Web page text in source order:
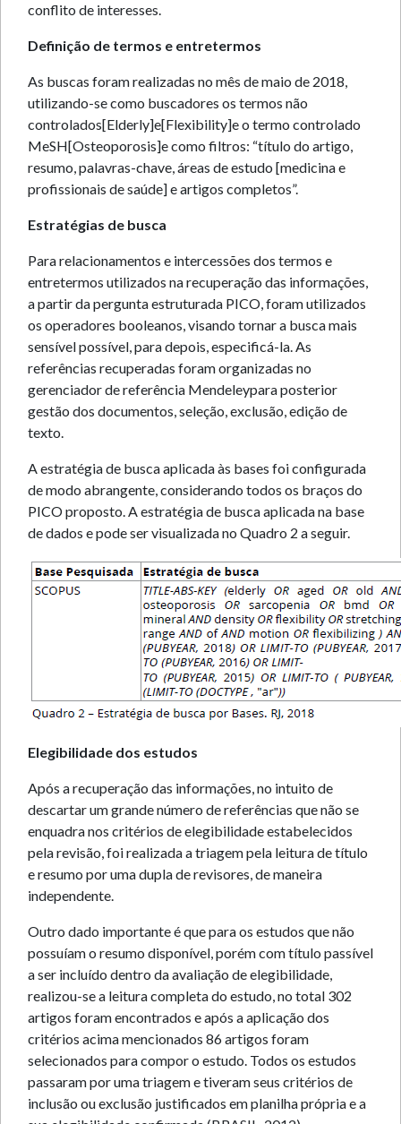
conflito de interesses.
Definição de termos e entretermos
As buscas foram realizadas no mês de maio de 2018,
utilizando-se como buscadores os termos não
controlados[Elderly]e[Flexibility]e o termo controlado
MeSH[Osteoporosis]e como filtros: “título do artigo,
resumo, palavras-chave, áreas de estudo [medicina e
profissionais de saúde] e artigos completos”.
Estratégias de busca
Para relacionamentos e intercessões dos termos e
entretermos utilizados na recuperação das informações,
a partir da pergunta estruturada PICO, foram utilizados
os operadores booleanos, visando tornar a busca mais
sensível possível, para depois, especificá-la. As
referências recuperadas foram organizadas no
gerenciador de referência Mendeleypara posterior
gestão dos documentos, seleção, exclusão, edição de
texto.
A estratégia de busca aplicada às bases foi configurada
de modo abrangente, considerando todos os braços do
PICO proposto. A estratégia de busca aplicada na base
de dados e pode ser visualizada no Quadro 2 a seguir.
Elegibilidade dos estudos
Após a recuperação das informações, no intuito de
descartar um grande número de referências que não se
enquadra nos critérios de elegibilidade estabelecidos
pela revisão, foi realizada a triagem pela leitura de título
e resumo por uma dupla de revisores, de maneira
independente.
Outro dado importante é que para os estudos que não
possuíam o resumo disponível, porém com título passível
a ser incluído dentro da avaliação de elegibilidade,
realizou-se a leitura completa do estudo, no total 302
artigos foram encontrados e após a aplicação dos
critérios acima mencionados 86 artigos foram
selecionados para compor o estudo. Todos os estudos
passaram por uma triagem e tiveram seus critérios de
inclusão ou exclusão justificados em planilha própria e a